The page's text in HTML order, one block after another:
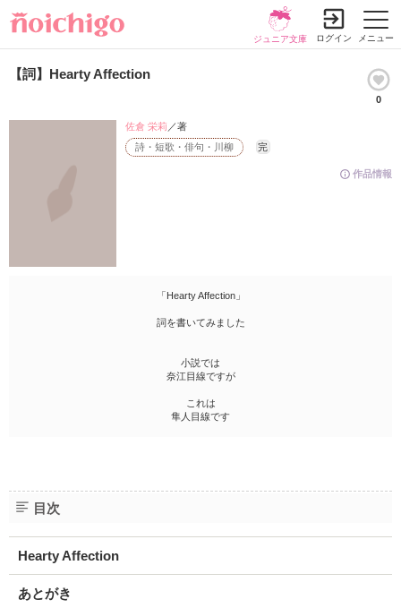
メニュー
ジュニア文庫 ログイン
【詞】Hearty Affection
0
作品情報
詩・短歌・俳句・川柳 完
佐倉 栄莉 ／著
「Hearty Affection」
詞を書いてみました
小説では
奈江目線ですが
これは
隼人目線です
目次
Hearty Affection
あとがき